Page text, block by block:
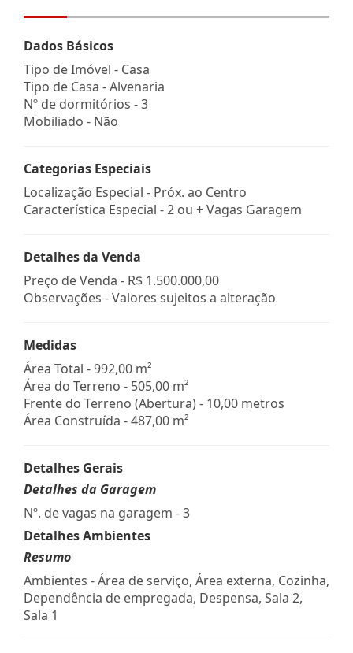
Dados Básicos
Tipo de Imóvel - Casa
Tipo de Casa - Alvenaria
Nº de dormitórios - 3
Mobiliado - Não
Categorias Especiais
Localização Especial - Próx. ao Centro
Característica Especial - 2 ou + Vagas Garagem
Detalhes da Venda
Preço de Venda - R$ 1.500.000,00
Observações - Valores sujeitos a alteração
Medidas
Área Total - 992,00 m²
Área do Terreno - 505,00 m²
Frente do Terreno (Abertura) - 10,00 metros
Área Construída - 487,00 m²
Detalhes Gerais
Detalhes da Garagem
Nº. de vagas na garagem - 3
Detalhes Ambientes
Resumo
Ambientes - Área de serviço, Área externa, Cozinha,
Dependência de empregada, Despensa, Sala 2,
Sala 1